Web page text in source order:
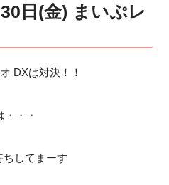
日(金) まいぷレ
DXは対決！！
・・
ちしてまーす